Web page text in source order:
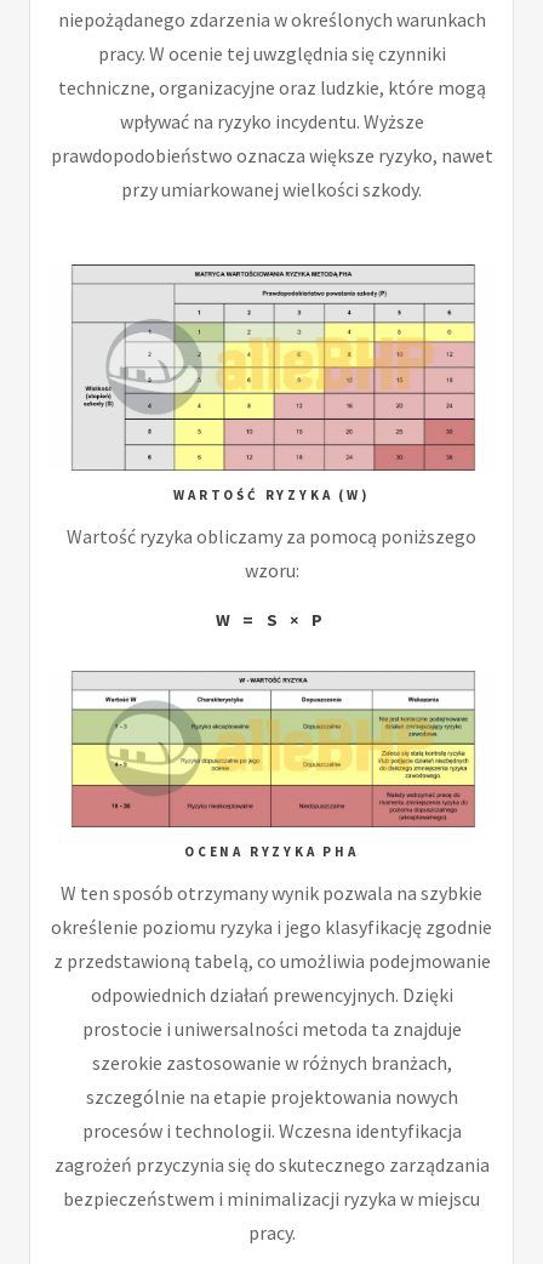
niepożądanego zdarzenia w określonych warunkach
pracy. W ocenie tej uwzględnia się czynniki
techniczne, organizacyjne oraz ludzkie, które mogą
wpływać na ryzyko incydentu. Wyższe
prawdopodobieństwo oznacza większe ryzyko, nawet
przy umiarkowanej wielkości szkody.
WARTOŚĆ RYZYKA (W)
Wartość ryzyka obliczamy za pomocą poniższego
wzoru:
W = S × P
OCENA RYZYKA PHA
W ten sposób otrzymany wynik pozwala na szybkie
określenie poziomu ryzyka i jego klasyfikację zgodnie
z przedstawioną tabelą, co umożliwia podejmowanie
odpowiednich działań prewencyjnych. Dzięki
prostocie i uniwersalności metoda ta znajduje
szerokie zastosowanie w różnych branżach,
szczególnie na etapie projektowania nowych
procesów i technologii. Wczesna identyfikacja
zagrożeń przyczynia się do skutecznego zarządzania
bezpieczeństwem i minimalizacji ryzyka w miejscu
pracy.